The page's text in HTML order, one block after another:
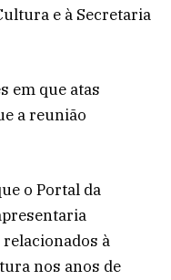
e à Secretaria
em que atas
a reunião
o Portal da
à
nos anos de